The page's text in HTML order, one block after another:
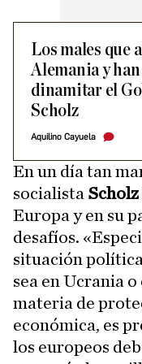
Los males que
Alemania y
dinamitar el
Scholz
Aquilino Cayuela
En un día tan
socialista Scholz
Europa y en su
desafíos.
situación
sea en Ucrania
materia de
económica, es
los europeos